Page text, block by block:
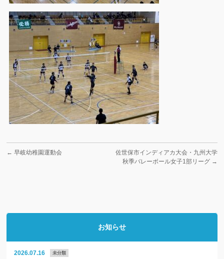
← 早岐幼稚園運動会
佐世保市インディアカ大会・九州大学
秋季バレーボール女子1部リーグ →
お知らせ
2026.07.16 未分類